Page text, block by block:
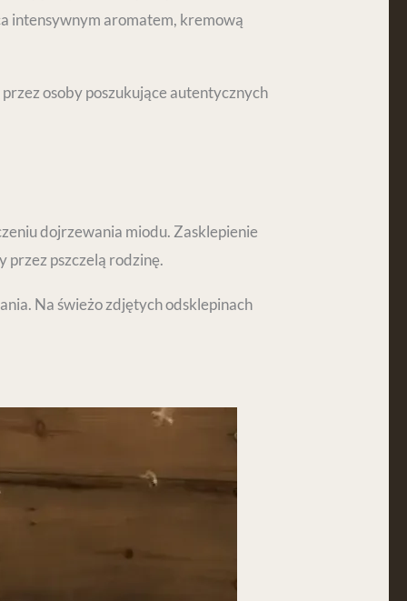
intensywnym aromatem, kremową
osoby poszukujące autentycznych
dojrzewania miodu. Zasklepienie
przez pszczelą rodzinę.
Na świeżo zdjętych odsklepinach